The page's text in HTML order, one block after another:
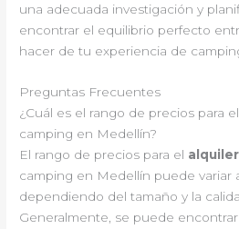
una adecuada investigación y
encontrar el equilibrio perfecto
hacer de tu experiencia de
Preguntas Frecuentes
¿Cuál es el rango de precios para
camping en Medellín?
El rango de precios para el
camping en Medellín puede variar
dependiendo del tamaño y la
Generalmente, se puede